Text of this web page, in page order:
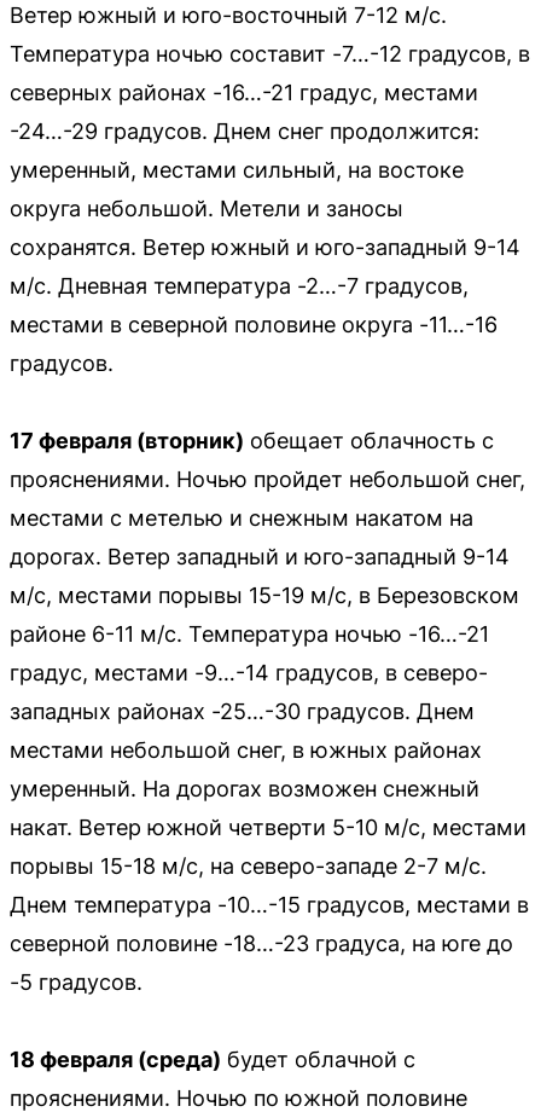
Ветер южный и юго-восточный 7-12 м/с.
Температура ночью составит -7…-12 градусов, в
северных районах -16…-21 градус, местами
-24…-29 градусов. Днем снег продолжится:
умеренный, местами сильный, на востоке
округа небольшой. Метели и заносы
сохранятся. Ветер южный и юго-западный 9-14
м/с. Дневная температура -2…-7 градусов,
местами в северной половине округа -11…-16
градусов.
17 февраля (вторник) обещает облачность с
прояснениями. Ночью пройдет небольшой снег,
местами с метелью и снежным накатом на
дорогах. Ветер западный и юго-западный 9-14
м/с, местами порывы 15-19 м/с, в Березовском
районе 6-11 м/с. Температура ночью -16…-21
градус, местами -9…-14 градусов, в северо-
западных районах -25…-30 градусов. Днем
местами небольшой снег, в южных районах
умеренный. На дорогах возможен снежный
накат. Ветер южной четверти 5-10 м/с, местами
порывы 15-18 м/с, на северо-западе 2-7 м/с.
Днем температура -10…-15 градусов, местами в
северной половине -18…-23 градуса, на юге до
-5 градусов.
18 февраля (среда) будет облачной с
прояснениями. Ночью по южной половине